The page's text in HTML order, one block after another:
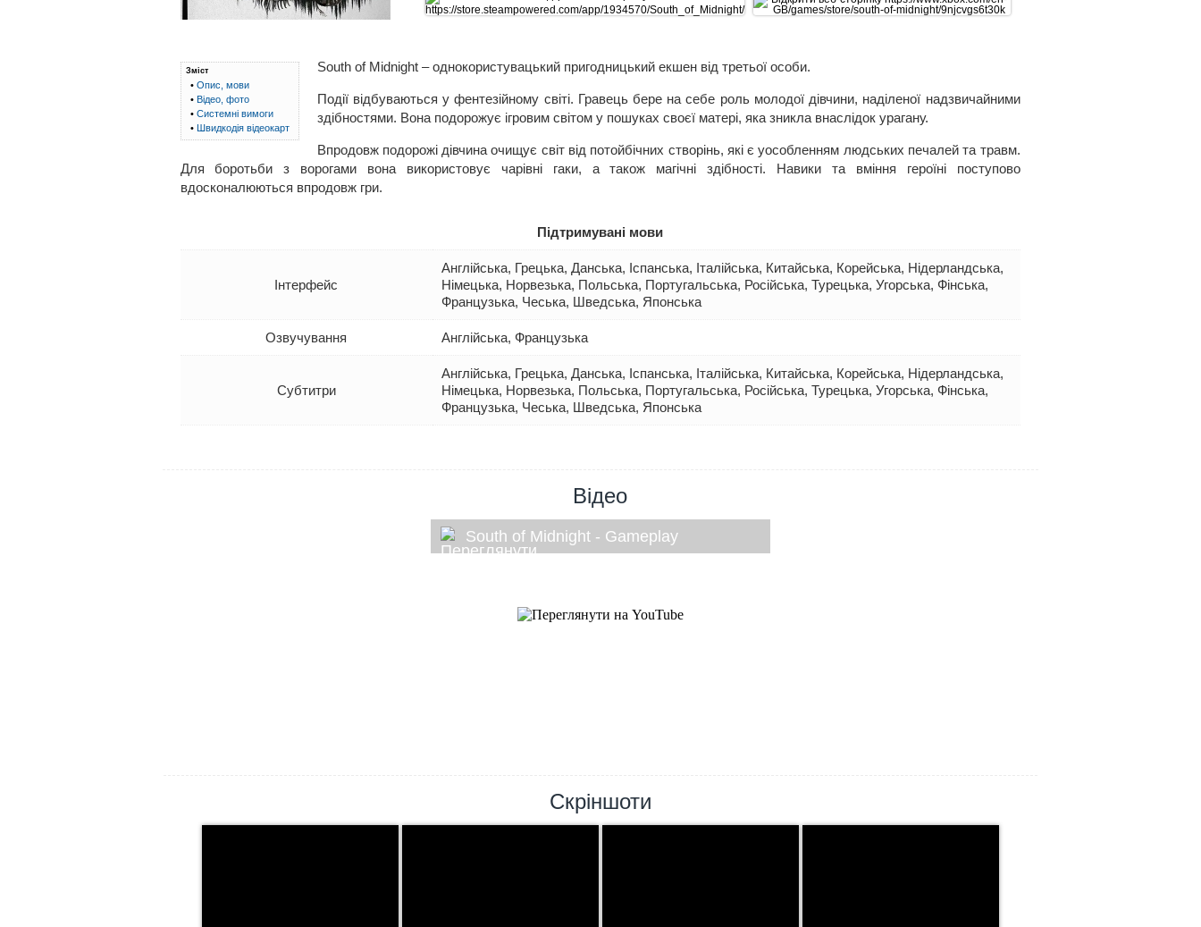
Зміст
• Опис, мови
• Відео, фото
• Системні вимоги
• Швидкодія відеокарт
South of Midnight – однокористувацький пригодницький екшен від третьої особи.
Події відбуваються у фентезійному світі. Гравець бере на себе роль молодої дівчини, наділеної надзвичайними
здібностями. Вона подорожує ігровим світом у пошуках своєї матері, яка зникла внаслідок урагану.
Впродовж подорожі дівчина очищує світ від потойбічних створінь, які є уособленням людських печалей та травм.
Для боротьби з ворогами вона використовує чарівні гаки, а також магічні здібності. Навики та вміння героїні поступово
вдосконалюються впродовж гри.
Підтримувані мови
Інтерфейс
Англійська, Грецька, Данська, Іспанська, Італійська, Китайська, Корейська, Нідерландська,
Німецька, Норвезька, Польська, Португальська, Російська, Турецька, Угорська, Фінська,
Французька, Чеська, Шведська, Японська
Озвучування Англійська, Французька
Субтитри
Англійська, Грецька, Данська, Іспанська, Італійська, Китайська, Корейська, Нідерландська,
Німецька, Норвезька, Польська, Португальська, Російська, Турецька, Угорська, Фінська,
Французька, Чеська, Шведська, Японська
Відео
South of Midnight - Gameplay
Скріншоти